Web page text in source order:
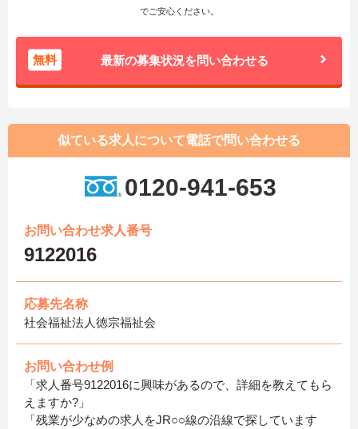
でご安心ください。
無料 最新の募集状況を問い合わせる
似ている求人について電話で問い合わせる
0120-941-653
お問い合わせ求人番号
9122016
応募先名称
社会福祉法人徳宗福祉会
お問い合わせ例
「求人番号9122016に興味があるので、詳細を教えてもら
えますか?」
「残業が少なめの求人をJR○○線の沿線で探しています